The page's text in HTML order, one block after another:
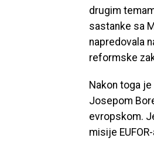
drugim
sastanke sa
napredovala
reformske
Nakon toga
Josepom
evropskom.
misije EUFOR-